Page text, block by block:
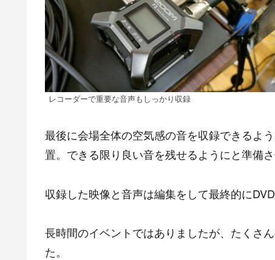
レコーダーで重要な音声もしっかり収録
最後に会場全体の空気感の音を収録できるよ
置。できる限り良い音を残せるようにと準備さ
収録した映像と音声は編集をして最終的に
長時間のイベントではありましたが、たくさ
た。